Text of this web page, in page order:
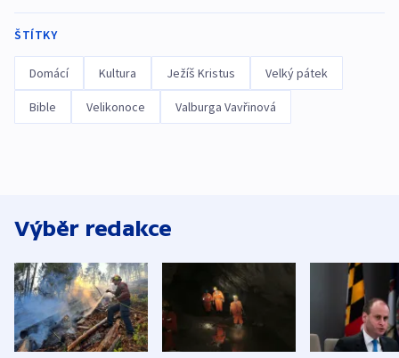
ŠTÍTKY
Domácí Kultura Ježíš Kristus Velký pátek
Bible Velikonoce Valburga Vavřinová
Výběr redakce